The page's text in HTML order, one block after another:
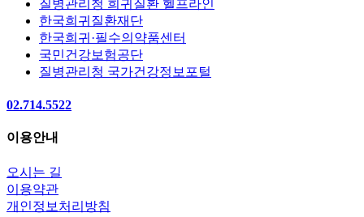
질병관리청 희귀질환 헬프라인
한국희귀질환재단
한국희귀·필수의약품센터
국민건강보험공단
질병관리청 국가건강정보포털
02.714.5522
이용안내
오시는 길
이용약관
개인정보처리방침